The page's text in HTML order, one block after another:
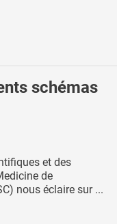
schémas
et des
de
nous éclaire sur ...